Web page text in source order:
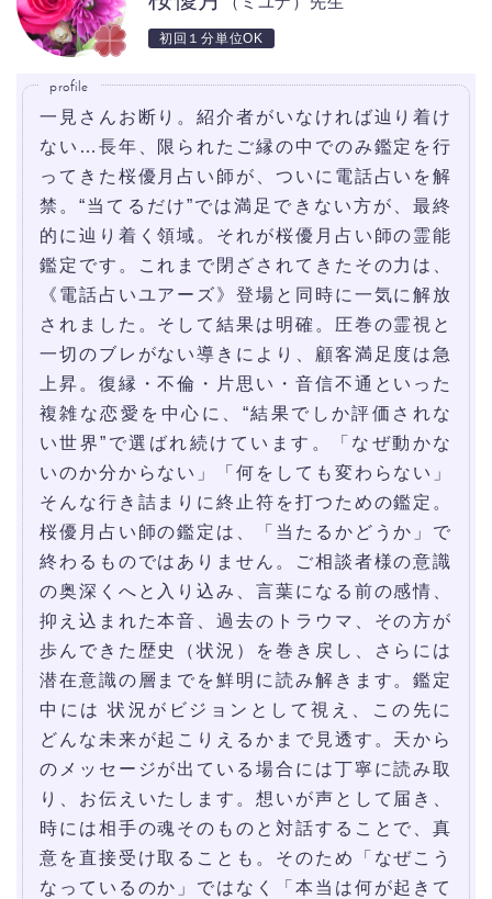
初回１分単位OK
profile
一見さんお断り。紹介者がいなければ辿り着け
ない…長年、限られたご縁の中でのみ鑑定を行
ってきた桜優月占い師が、ついに電話占いを解
禁。“当てるだけ”では満足できない方が、最終
的に辿り着く領域。それが桜優月占い師の霊能
鑑定です。これまで閉ざされてきたその力は、
《電話占いユアーズ》登場と同時に一気に解放
されました。そして結果は明確。圧巻の霊視と
一切のブレがない導きにより、顧客満足度は急
上昇。復縁・不倫・片思い・音信不通といった
複雑な恋愛を中心に、“結果でしか評価されな
い世界”で選ばれ続けています。「なぜ動かな
いのか分からない」「何をしても変わらない」
そんな行き詰まりに終止符を打つための鑑定。
桜優月占い師の鑑定は、「当たるかどうか」で
終わるものではありません。ご相談者様の意識
の奥深くへと入り込み、言葉になる前の感情、
抑え込まれた本音、過去のトラウマ、その方が
歩んできた歴史（状況）を巻き戻し、さらには
潜在意識の層までを鮮明に読み解きます。鑑定
中には 状況がビジョンとして視え、この先に
どんな未来が起こりえるかまで見透す。天から
のメッセージが出ている場合には丁寧に読み取
り、お伝えいたします。想いが声として届き、
時には相手の魂そのものと対話することで、真
意を直接受け取ることも。そのため「なぜこう
なっているのか」ではなく「本当は何が起きて